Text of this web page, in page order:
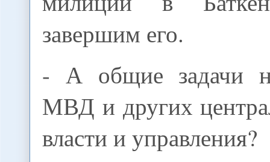
завершим его.
- А общие задачи
МВД и других
власти и управления?